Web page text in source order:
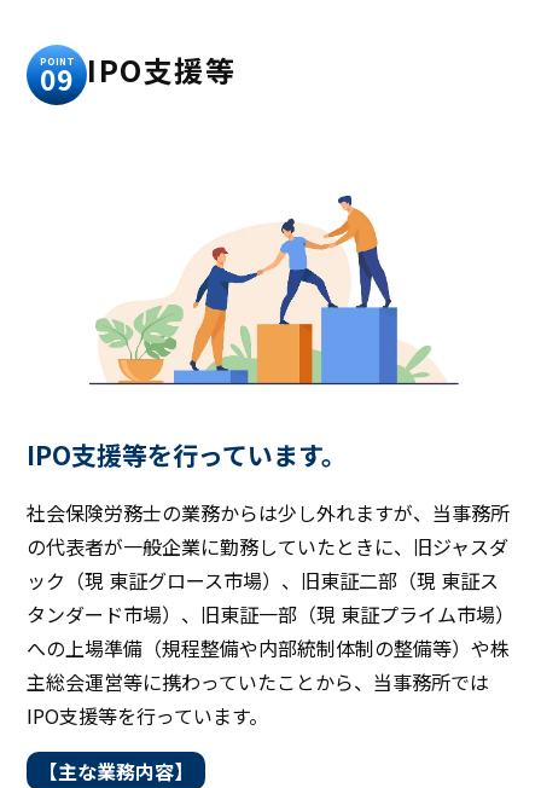
POINT
09 IPO支援等
IPO支援等を行っています。
社会保険労務士の業務からは少し外れますが、当事務所
の代表者が一般企業に勤務していたときに、旧ジャスダ
ック（現 東証グロース市場）、旧東証二部（現 東証ス
タンダード市場）、旧東証一部（現 東証プライム市場）
への上場準備（規程整備や内部統制体制の整備等）や株
主総会運営等に携わっていたことから、当事務所では
IPO支援等を行っています。
【主な業務内容】